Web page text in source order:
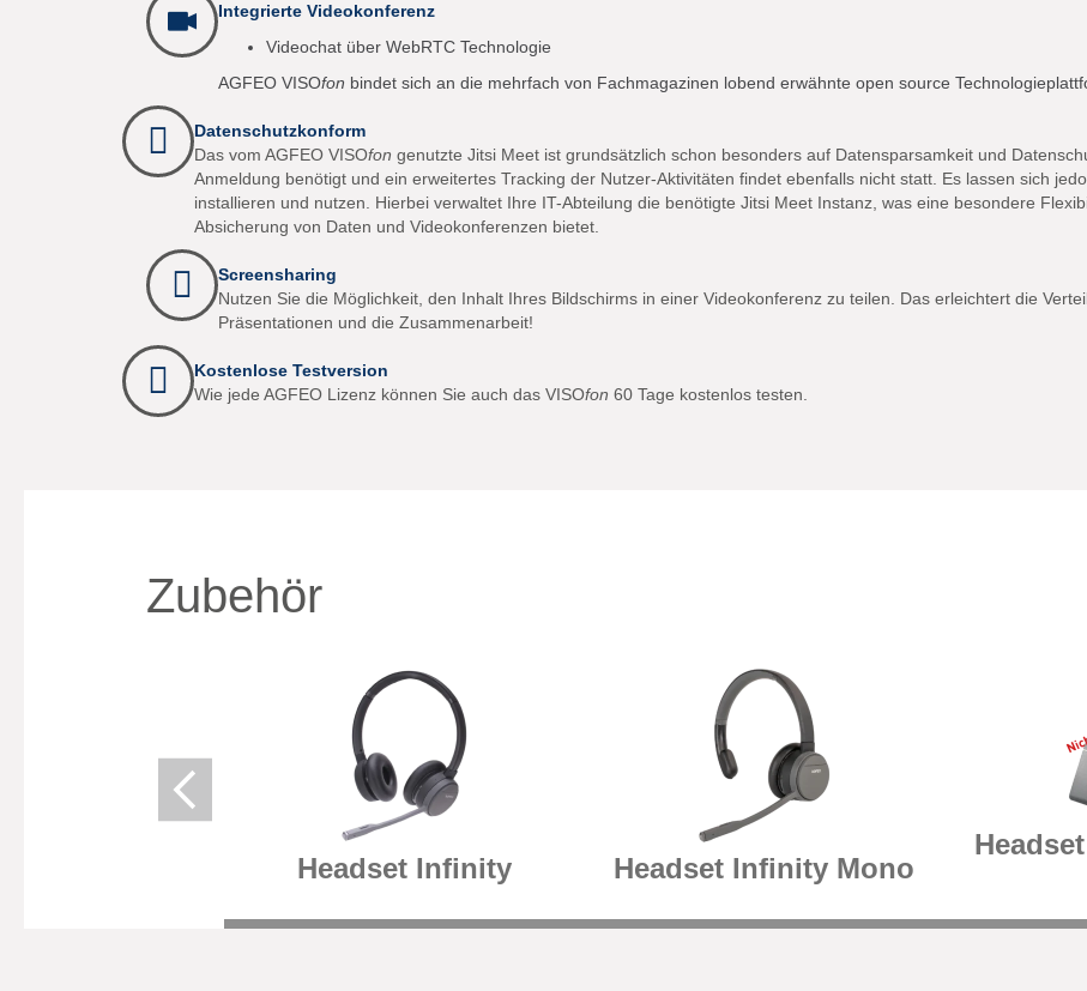
Integrierte Videokonferenz
Videochat über WebRTC Technologie
AGFEO VISOfon bindet sich an die mehrfach von Fachmagazinen lobend erwähnte open source
Datenschutzkonform
Das vom AGFEO VISOfon genutzte Jitsi Meet ist grundsätzlich schon besonders auf Datensparsamkeit und
Anmeldung benötigt und ein erweitertes Tracking der Nutzer-Aktivitäten findet ebenfalls nicht statt. Es lassen sich
installieren und nutzen. Hierbei verwaltet Ihre IT-Abteilung die benötigte Jitsi Meet Instanz, was eine besondere
Absicherung von Daten und Videokonferenzen bietet.
Screensharing
Nutzen Sie die Möglichkeit, den Inhalt Ihres Bildschirms in einer Videokonferenz zu teilen. Das erleichtert die
Präsentationen und die Zusammenarbeit!
Kostenlose Testversion
Wie jede AGFEO Lizenz können Sie auch das VISOfon 60 Tage kostenlos testen.
Zubehör
Headset Infinity Headset Infinity Mono